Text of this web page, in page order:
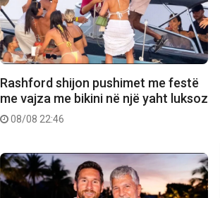
Rashford shijon pushimet me festë
me vajza me bikini në një yaht luksoz
08/08 22:46